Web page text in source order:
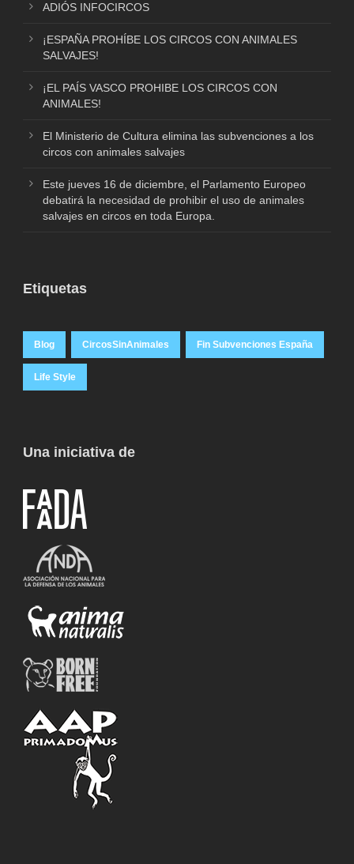
ADIÓS INFOCIRCOS
¡ESPAÑA PROHÍBE LOS CIRCOS CON ANIMALES
SALVAJES!
¡EL PAÍS VASCO PROHIBE LOS CIRCOS CON
ANIMALES!
El Ministerio de Cultura elimina las subvenciones a los
circos con animales salvajes
Este jueves 16 de diciembre, el Parlamento Europeo
debatirá la necesidad de prohibir el uso de animales
salvajes en circos en toda Europa.
Etiquetas
Blog CircosSinAnimales Fin Subvenciones España
Life Style
Una iniciativa de